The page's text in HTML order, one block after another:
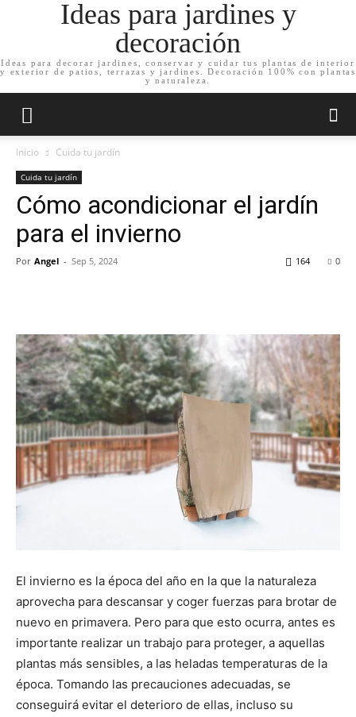
Ideas para jardines y
decoración
Ideas para decorar jardines, conservar y cuidar tus plantas de interior
y exterior de patios, terrazas y jardines. Decoración 100% con plantas
y naturaleza.
Inicio Cuida tu jardín
Cuida tu jardín
Cómo acondicionar el jardín
para el invierno
Por Angel - Sep 5, 2024 0
164
El invierno es la época del año en la que la naturaleza
aprovecha para descansar y coger fuerzas para brotar de
nuevo en primavera. Pero para que esto ocurra, antes es
importante realizar un trabajo para proteger, a aquellas
plantas más sensibles, a las heladas temperaturas de la
época. Tomando las precauciones adecuadas, se
conseguirá evitar el deterioro de ellas, incluso su